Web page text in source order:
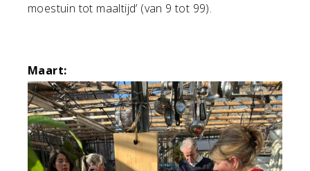
moestuin tot maaltijd’ (van 9 tot 99).
Maart: